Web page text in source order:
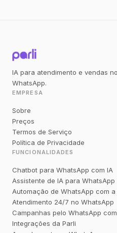
IA para atendimento e vendas no
WhatsApp.
EMPRESA
Sobre
Preços
Termos de Serviço
Política de Privacidade
FUNCIONALIDADES
Chatbot para WhatsApp com IA
Assistente de IA para WhatsApp
Automação de WhatsApp com a
Atendimento 24/7 no WhatsApp
Campanhas pelo WhatsApp
Integrações da Parli